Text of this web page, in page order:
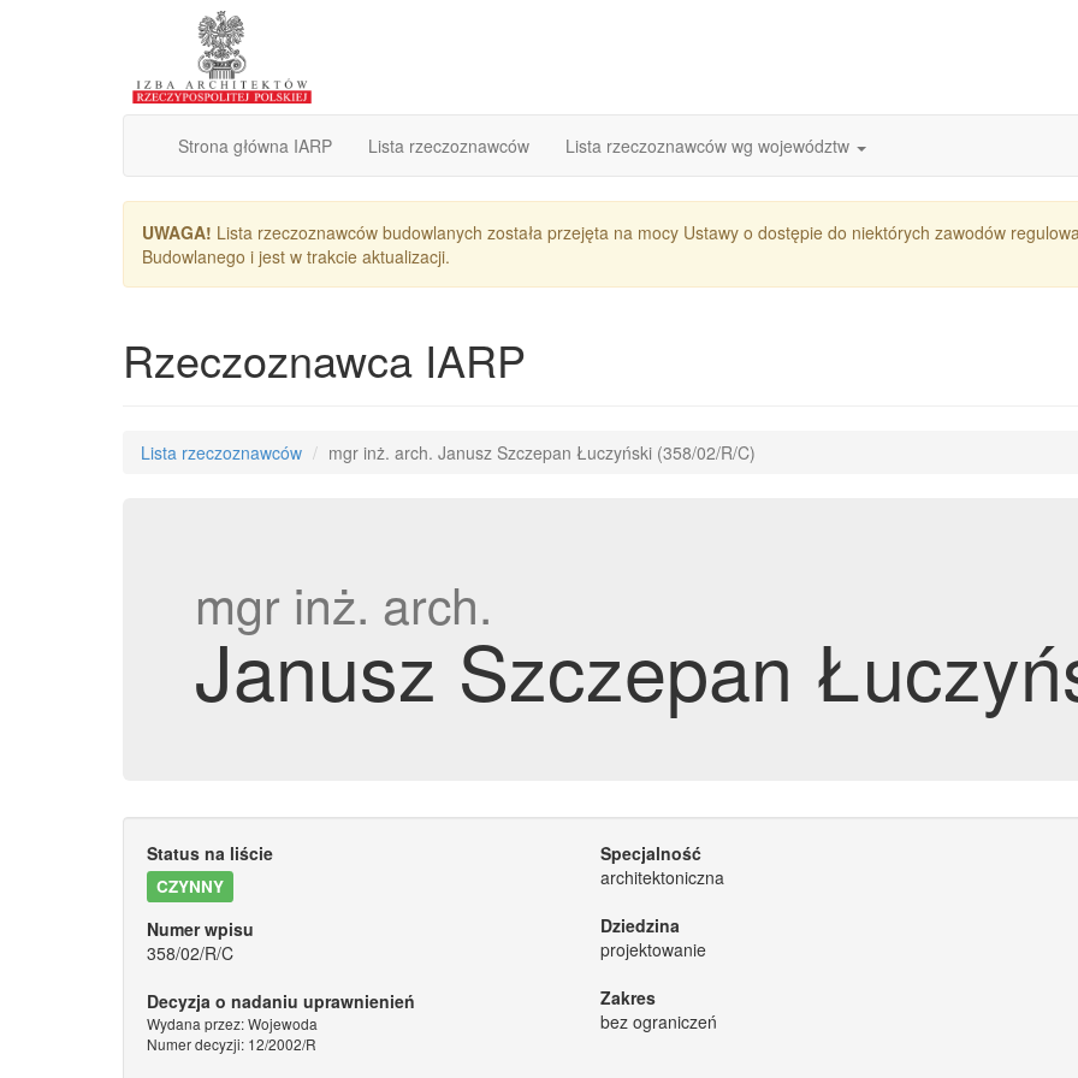
Strona główna IARP Lista rzeczoznawców Lista rzeczoznawców wg województw
UWAGA! Lista rzeczoznawców budowlanych została przejęta na mocy Ustawy o dostępie do niektórych zawodów
Budowlanego i jest w trakcie aktualizacji.
Rzeczoznawca IARP
Lista rzeczoznawców mgr inż. arch. Janusz Szczepan Łuczyński (358/02/R/C)
mgr inż. arch.
Janusz Szczepan
Status na liście
CZYNNY
Numer wpisu
358/02/R/C
Decyzja o nadaniu uprawnienień
Wydana przez: Wojewoda
Numer decyzji: 12/2002/R
Specjalność
architektoniczna
Dziedzina
projektowanie
Zakres
bez ograniczeń